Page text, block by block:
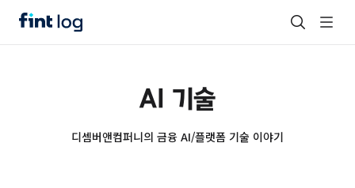
AI 기술
디셈버앤컴퍼니의 금융 AI/플랫폼 기술 이야기